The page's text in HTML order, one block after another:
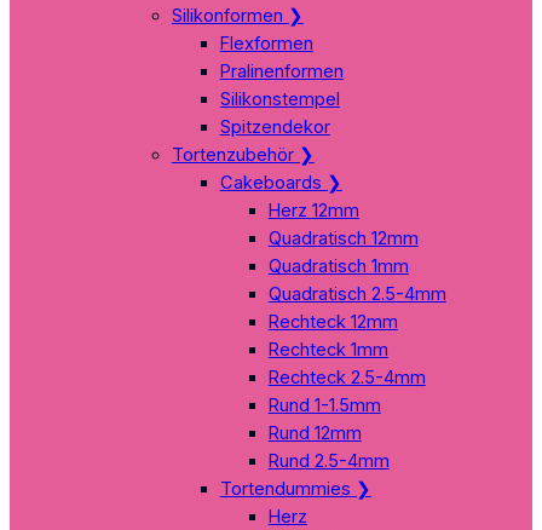
Silikonformen ❯
Flexformen
Pralinenformen
Silikonstempel
Spitzendekor
Tortenzubehör ❯
Cakeboards ❯
Herz 12mm
Quadratisch 12mm
Quadratisch 1mm
Quadratisch 2.5-4mm
Rechteck 12mm
Rechteck 1mm
Rechteck 2.5-4mm
Rund 1-1.5mm
Rund 12mm
Rund 2.5-4mm
Tortendummies ❯
Herz